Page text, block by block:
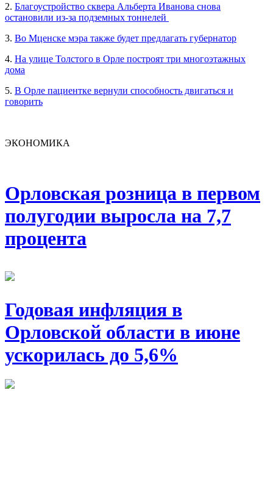
2. Благоустройство сквера Альберта Иванова снова
остановили из-за подземных тоннелей
3. Во Мценске мэра также будет предлагать губернатор
4. На улице Толстого в Орле построят три многоэтажных
дома
5. В Орле пациентке вернули способность двигаться и
говорить
ЭКОНОМИКА
Орловская розница в первом
полугодии выросла на 7,7
процента
Годовая инфляция в
Орловской области в июне
ускорилась до 5,6%